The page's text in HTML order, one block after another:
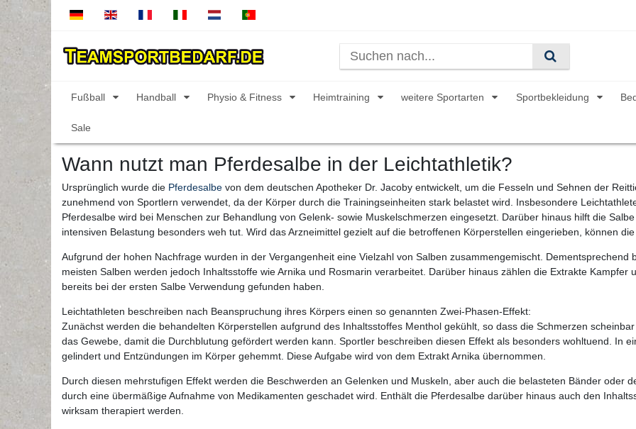
Fußball Handball Physio & Fitness Heimtraining weitere Sportarten Sportbekleidung
Sale
Wann nutzt man Pferdesalbe in der Leichtathletik?
Ursprünglich wurde die Pferdesalbe von dem deutschen Apotheker Dr. Jacoby entwickelt, um die Fesseln und Sehnen der
zunehmend von Sportlern verwendet, da der Körper durch die Trainingseinheiten stark belastet wird. Insbesondere
Pferdesalbe wird bei Menschen zur Behandlung von Gelenk- sowie Muskelschmerzen eingesetzt. Darüber hinaus hilft die
intensiven Belastung besonders weh tut. Wird das Arzneimittel gezielt auf die betroffenen Körperstellen eingerieben, können
Aufgrund der hohen Nachfrage wurden in der Vergangenheit eine Vielzahl von Salben zusammengemischt.
meisten Salben werden jedoch Inhaltsstoffe wie Arnika und Rosmarin verarbeitet. Darüber hinaus zählen die Extrakte
bereits bei der ersten Salbe Verwendung gefunden haben.
Leichtathleten beschreiben nach Beanspruchung ihres Körpers einen so genannten Zwei-Phasen-Effekt:
Zunächst werden die behandelten Körperstellen aufgrund des Inhaltsstoffes Menthol gekühlt, so dass die Schmerzen
das Gewebe, damit die Durchblutung gefördert werden kann. Sportler beschreiben diesen Effekt als besonders wohltuend. In
gelindert und Entzündungen im Körper gehemmt. Diese Aufgabe wird von dem Extrakt Arnika übernommen.
Durch diesen mehrstufigen Effekt werden die Beschwerden an Gelenken und Muskeln, aber auch die belasteten Bänder oder
durch eine übermäßige Aufnahme von Medikamenten geschadet wird. Enthält die Pferdesalbe darüber hinaus auch den
wirksam therapiert werden.